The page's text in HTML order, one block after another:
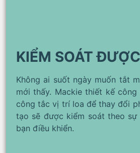
KIỂM SOÁT ĐƯỢC
Không ai suốt ngày muốn tắt
mới thấy. Mackie thiết kế
công tắc vị trí loa để thay đổi
tạo sẽ được kiểm soát theo
bạn điều khiển.